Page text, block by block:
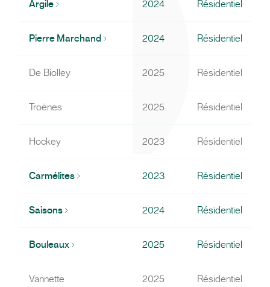
Argile 2024 Résidentiel
Pierre Marchand 2024 Résidentiel
De Biolley 2025 Résidentiel
Troënes 2025 Résidentiel
Hockey 2023 Résidentiel
Carmélites 2023 Résidentiel
Saisons 2024 Résidentiel
Bouleaux 2025 Résidentiel
Vannette 2025 Résidentiel